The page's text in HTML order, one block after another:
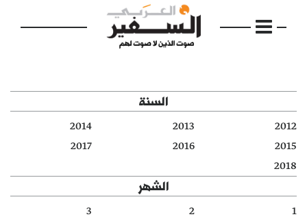
الرئيسية
مواضيع
السنة
2012
2013
2014
2015
2016
2017
2018
الشهر
1
2
3